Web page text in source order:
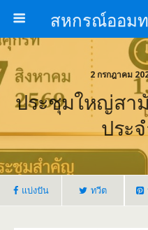
2 กรกฎาคม
ประชุมใหญ่สา
ประ
แบ่งปัน ทวีต